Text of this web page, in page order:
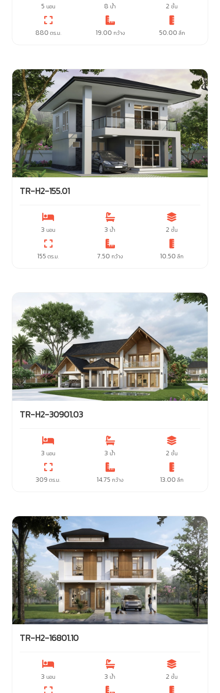
5 นอน 8 น้ำ 2 ชั้น
880 ตร.ม. 19.00 กว้าง 50.00 ลึก
TR-H2-155.01
3 นอน 3 น้ำ 2 ชั้น
155 ตร.ม. 7.50 กว้าง 10.50 ลึก
TR-H2-30901.03
3 นอน 3 น้ำ 2 ชั้น
309 ตร.ม. 14.75 กว้าง 13.00 ลึก
TR-H2-16801.10
3 นอน 3 น้ำ 2 ชั้น